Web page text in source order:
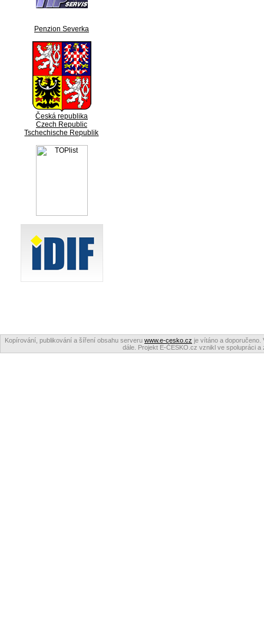
Penzion Severka
Česká republika
Czech Republic
Tschechische Republik
Kopírování, publikování a šíření obsahu serveru www.e-cesko.cz je vítáno a doporučeno.
dále. Projekt E-ČESKO.cz vznikl ve spolupráci